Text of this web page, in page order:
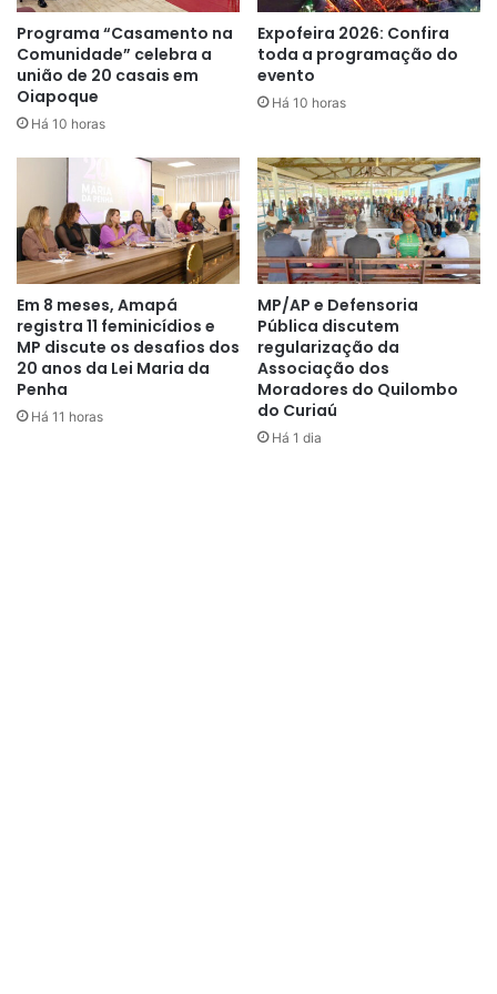
CAP. Hércules Lucena.
36 militares se inscrevam no curso, mas apenas 11
conseguiram chegar à fase final e estão aptos ao
conquistar o objetivo, a sensação de vitória na carreira
passa muito pelo apoio familiar.
Programa “Casamento na
Comunidade” celebra a
união de 20 casais em
Oiapoque
Há 10 horas
Expofeira 2026: Confira
toda a programação do
evento
Há 10 horas
Em 8 meses, Amapá
registra 11 feminicídios e
MP discute os desafios dos
20 anos da Lei Maria da
Penha
Há 11 horas
MP/AP e Defensoria
Pública discutem
regularização da
Associação dos
Moradores do Quilombo
do Curiaú
Há 1 dia